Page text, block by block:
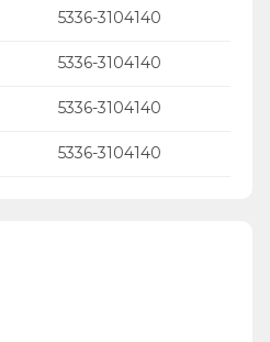
5336-3104140
5336-3104140
5336-3104140
5336-3104140